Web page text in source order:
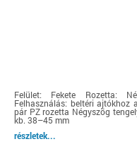
Felület: Fekete Rozetta:
Felhasználás: beltéri ajtókhoz
pár PZ rozetta Négyszög
kb. 38–45 mm
részletek...